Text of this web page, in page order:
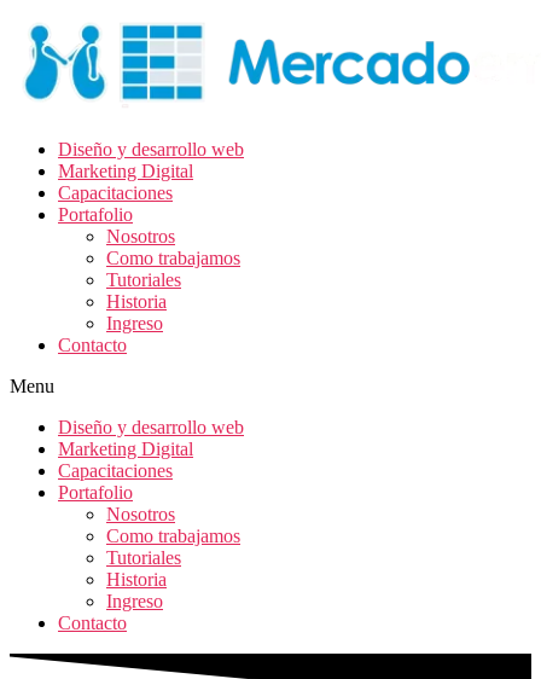
Diseño y desarrollo web
Marketing Digital
Capacitaciones
Portafolio
Nosotros
Como trabajamos
Tutoriales
Historia
Ingreso
Contacto
Menu
Diseño y desarrollo web
Marketing Digital
Capacitaciones
Portafolio
Nosotros
Como trabajamos
Tutoriales
Historia
Ingreso
Contacto